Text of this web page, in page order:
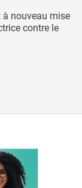
à nouveau mise
contre le